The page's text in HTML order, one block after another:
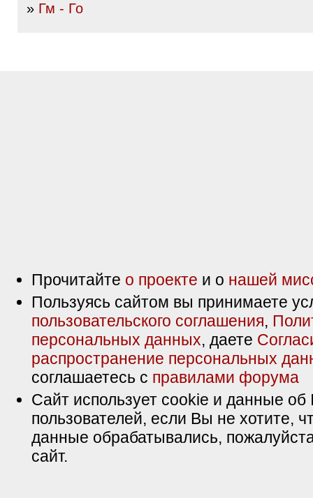
» Гм - Го
Прочитайте о проекте и о нашей
Пользуясь сайтом вы принимаете
пользовательского соглашения,
персональных данных, даете
распространение персональных
соглашаетесь с правилами форума
Сайт использует cookie и данные об
пользователей, если Вы не хотите,
данные обрабатывались,
сайт.